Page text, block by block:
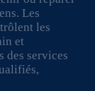
Les
les
et
des services